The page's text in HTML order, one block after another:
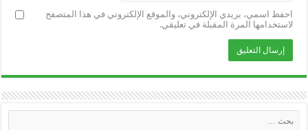
احفظ اسمي، بريدي الإلكتروني، والموقع الإلكتروني في هذا المتصفح
لاستخدامها المرة المقبلة في تعليقي.